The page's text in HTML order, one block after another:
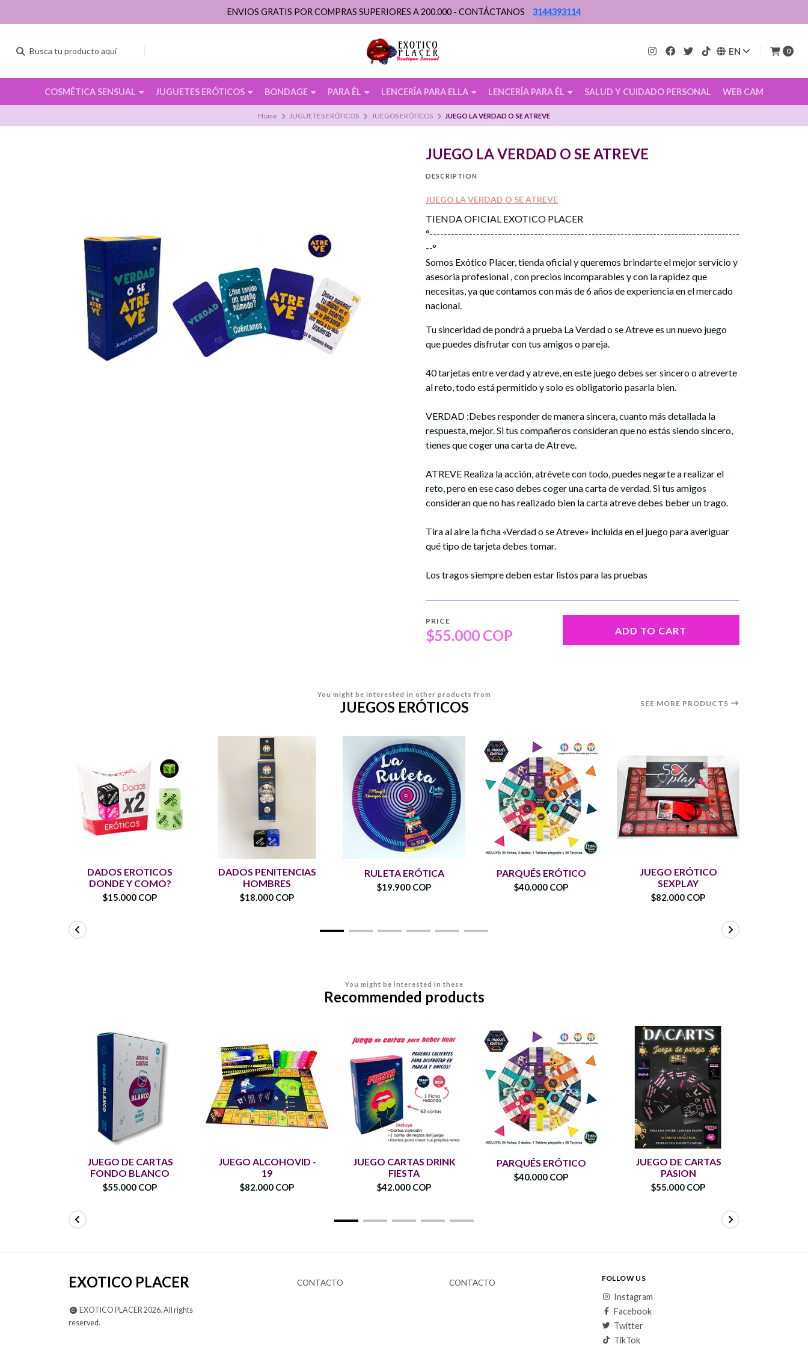
EN 0
COSMÉTICA SENSUAL JUGUETES ERÓTICOS BONDAGE PARA ÉL LENCERÍA PARA ELLA LENCERÍA PARA ÉL SALUD Y CUIDADO PERSONAL WEB CAM
ENVIOS GRATIS POR COMPRAS SUPERIORES A 200.000 - CONTÁCTANOS 3144393114
Home JUGUETES ERÓTICOS JUEGOS ERÓTICOS JUEGO LA VERDAD O SE ATREVE
JUEGO LA VERDAD O SE ATREVE
DESCRIPTION
JUEGO LA VERDAD O SE ATREVE
TIENDA OFICIAL EXOTICO PLACER
°--------------------------------------------------------------------------------------
--°
Somos Exótico Placer, tienda oficial y queremos brindarte el mejor servicio y
asesoria profesional , con precios incomparables y con la rapidez que
necesitas, ya que contamos con más de 6 años de experiencia en el mercado
nacional.
Tu sinceridad de pondrá a prueba La Verdad o se Atreve es un nuevo juego
que puedes disfrutar con tus amigos o pareja.
40 tarjetas entre verdad y atreve, en este juego debes ser sincero o atreverte
al reto, todo está permitido y solo es obligatorio pasarla bien.
VERDAD :Debes responder de manera sincera, cuanto más detallada la
respuesta, mejor. Si tus compañeros consideran que no estás siendo sincero,
tienes que coger una carta de Atreve.
ATREVE Realiza la acción, atrévete con todo, puedes negarte a realizar el
reto, pero en ese caso debes coger una carta de verdad. Si tus amigos
consideran que no has realizado bien la carta atreve debes beber un trago.
Tira al aire la ficha «Verdad o se Atreve» incluida en el juego para averiguar
qué tipo de tarjeta debes tomar.
Los tragos siempre deben estar listos para las pruebas
PRICE
$55.000 COP ADD TO CART
You might be interested in other products from
JUEGOS ERÓTICOS SEE MORE PRODUCTS
DADOS EROTICOS
DONDE Y COMO?
$15.000 COP
DADOS PENITENCIAS
HOMBRES
$18.000 COP
RULETA ERÓTICA
$19.900 COP
PARQUÉS ERÓTICO
$40.000 COP
JUEGO ERÓTICO
SEXPLAY
$82.000 COP
You might be interested in these
Recommended products
JUEGO DE CARTAS
FONDO BLANCO
$55.000 COP
JUEGO ALCOHOVID -
19
$82.000 COP
JUEGO CARTAS DRINK
FIESTA
$42.000 COP
PARQUÉS ERÓTICO
$40.000 COP
JUEGO DE CARTAS
PASION
$55.000 COP
EXOTICO PLACER
EXOTICO PLACER 2026. All rights
reserved.
CONTACTO CONTACTO FOLLOW US
Instagram
Facebook
Twitter
TikTok